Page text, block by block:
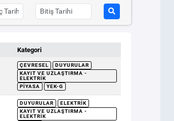
Kategori
ÇEVRESEL
DUYURULAR
KAYIT VE UZLAŞTIRMA -
ELEKTRIK
PIYASA
YEK-G
DUYURULAR
ELEKTRIK
KAYIT VE UZLAŞTIRMA -
ELEKTRIK